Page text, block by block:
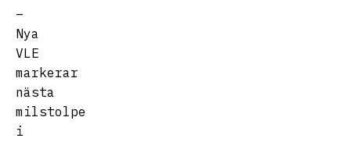
–
Nya
VLE
markerar
nästa
milstolpe
i